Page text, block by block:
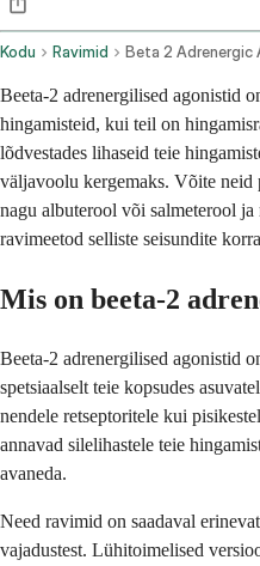
Kodu Ravimid
Beeta-2 adrenergilised agonistid
hingamisteid, kui teil on
lõdvestades lihaseid teie
väljavoolu kergemaks. Võite neid
nagu albuterool või salmeterool ja
ravimeetod selliste seisundite
Mis on beeta-2
Beeta-2 adrenergilised agonistid
spetsiaalselt teie kopsudes
nendele retseptoritele kui
annavad silelihastele teie
avaneda.
Need ravimid on saadaval
vajadustest. Lühitoimelised